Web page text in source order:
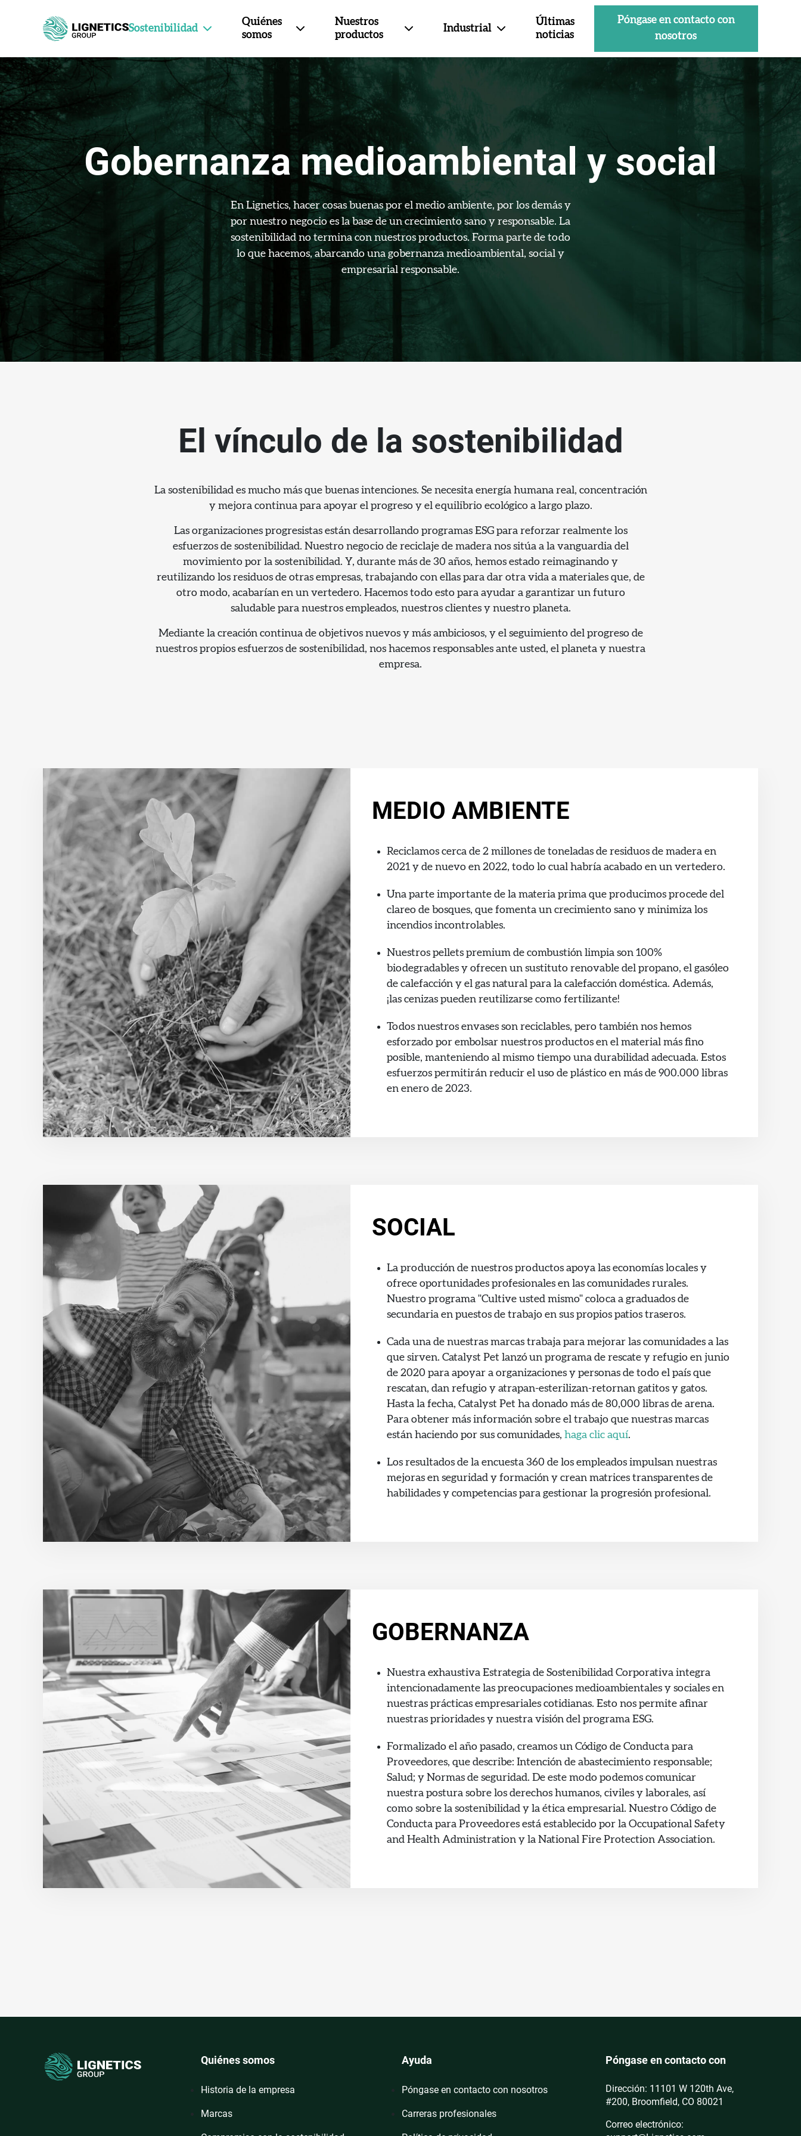
Sostenibilidad
Quiénes
somos
Nuestros
productos
Industrial
Últimas
noticias
Póngase en contacto con
nosotros
Gobernanza medioambiental y social
En Lignetics, hacer cosas buenas por el medio ambiente, por los demás y
por nuestro negocio es la base de un crecimiento sano y responsable. La
sostenibilidad no termina con nuestros productos. Forma parte de todo
lo que hacemos, abarcando una gobernanza medioambiental, social y
empresarial responsable.
El vínculo de la sostenibilidad
La sostenibilidad es mucho más que buenas intenciones. Se necesita energía humana real, concentración
y mejora continua para apoyar el progreso y el equilibrio ecológico a largo plazo.
Las organizaciones progresistas están desarrollando programas ESG para reforzar realmente los
esfuerzos de sostenibilidad. Nuestro negocio de reciclaje de madera nos sitúa a la vanguardia del
movimiento por la sostenibilidad. Y, durante más de 30 años, hemos estado reimaginando y
reutilizando los residuos de otras empresas, trabajando con ellas para dar otra vida a materiales que, de
otro modo, acabarían en un vertedero. Hacemos todo esto para ayudar a garantizar un futuro
saludable para nuestros empleados, nuestros clientes y nuestro planeta.
Mediante la creación continua de objetivos nuevos y más ambiciosos, y el seguimiento del progreso de
nuestros propios esfuerzos de sostenibilidad, nos hacemos responsables ante usted, el planeta y nuestra
empresa.
MEDIO AMBIENTE
Reciclamos cerca de 2 millones de toneladas de residuos de madera en
2021 y de nuevo en 2022, todo lo cual habría acabado en un vertedero.
Una parte importante de la materia prima que producimos procede del
clareo de bosques, que fomenta un crecimiento sano y minimiza los
incendios incontrolables.
Nuestros pellets premium de combustión limpia son 100%
biodegradables y ofrecen un sustituto renovable del propano, el gasóleo
de calefacción y el gas natural para la calefacción doméstica. Además,
¡las cenizas pueden reutilizarse como fertilizante!
Todos nuestros envases son reciclables, pero también nos hemos
esforzado por embolsar nuestros productos en el material más fino
posible, manteniendo al mismo tiempo una durabilidad adecuada. Estos
esfuerzos permitirán reducir el uso de plástico en más de 900.000 libras
en enero de 2023.
SOCIAL
La producción de nuestros productos apoya las economías locales y
ofrece oportunidades profesionales en las comunidades rurales.
Nuestro programa "Cultive usted mismo" coloca a graduados de
secundaria en puestos de trabajo en sus propios patios traseros.
Cada una de nuestras marcas trabaja para mejorar las comunidades a las
que sirven. Catalyst Pet lanzó un programa de rescate y refugio en junio
de 2020 para apoyar a organizaciones y personas de todo el país que
rescatan, dan refugio y atrapan-esterilizan-retornan gatitos y gatos.
Hasta la fecha, Catalyst Pet ha donado más de 80,000 libras de arena.
Para obtener más información sobre el trabajo que nuestras marcas
están haciendo por sus comunidades, haga clic aquí.
Los resultados de la encuesta 360 de los empleados impulsan nuestras
mejoras en seguridad y formación y crean matrices transparentes de
habilidades y competencias para gestionar la progresión profesional.
GOBERNANZA
Nuestra exhaustiva Estrategia de Sostenibilidad Corporativa integra
intencionadamente las preocupaciones medioambientales y sociales en
nuestras prácticas empresariales cotidianas. Esto nos permite afinar
nuestras prioridades y nuestra visión del programa ESG.
Formalizado el año pasado, creamos un Código de Conducta para
Proveedores, que describe: Intención de abastecimiento responsable;
Salud; y Normas de seguridad. De este modo podemos comunicar
nuestra postura sobre los derechos humanos, civiles y laborales, así
como sobre la sostenibilidad y la ética empresarial. Nuestro Código de
Conducta para Proveedores está establecido por la Occupational Safety
and Health Administration y la National Fire Protection Association.
Quiénes somos
Historia de la empresa
Marcas
Ayuda
Póngase en contacto con nosotros
Carreras profesionales
Póngase en contacto con
Dirección: 11101 W 120th Ave,
#200, Broomfield, CO 80021
Correo electrónico: